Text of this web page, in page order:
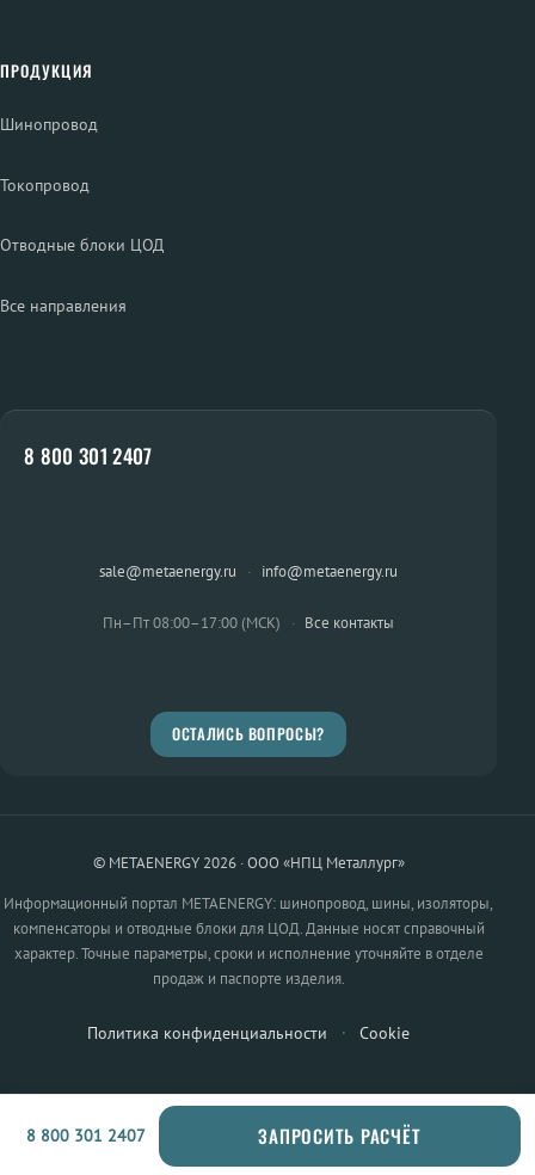
ПРОДУКЦИЯ
Шинопровод
Токопровод
Отводные блоки ЦОД
Все направления
8 800 301 2407
sale@metaenergy.ru · info@metaenergy.ru
Пн–Пт 08:00–17:00 (МСК) · Все контакты
ОСТАЛИСЬ ВОПРОСЫ?
© METAENERGY 2026 · ООО «НПЦ Металлург»
Информационный портал METAENERGY: шинопровод, шины, изоляторы,
компенсаторы и отводные блоки для ЦОД. Данные носят справочный
характер. Точные параметры, сроки и исполнение уточняйте в отделе
продаж и паспорте изделия.
Политика конфиденциальности · Cookie
8 800 301 2407 ЗАПРОСИТЬ РАСЧЁТ